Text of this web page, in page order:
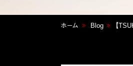
ホーム Blog 【